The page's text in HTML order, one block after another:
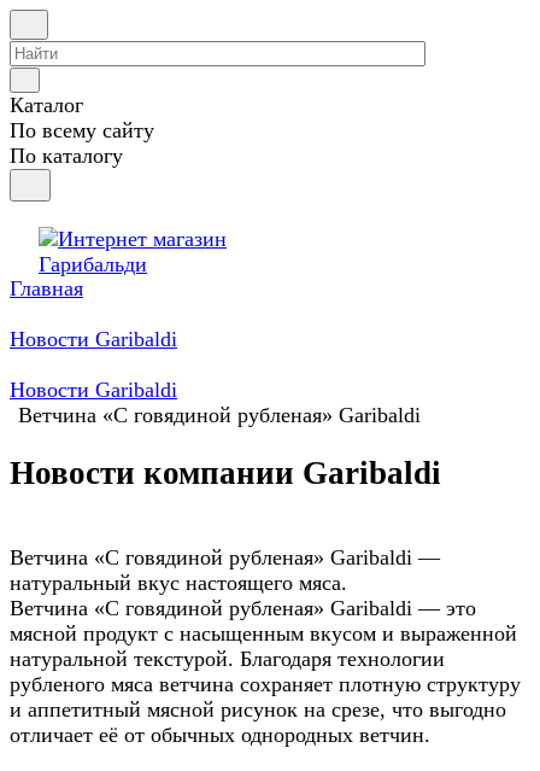
Каталог
По всему сайту
По каталогу
Главная
Новости Garibaldi
Новости Garibaldi
Ветчина «С говядиной рубленая» Garibaldi
Новости компании Garibaldi
Ветчина «С говядиной рубленая» Garibaldi —
натуральный вкус настоящего мяса.
Ветчина «С говядиной рубленая» Garibaldi — это
мясной продукт с насыщенным вкусом и выраженной
натуральной текстурой. Благодаря технологии
рубленого мяса ветчина сохраняет плотную структуру
и аппетитный мясной рисунок на срезе, что выгодно
отличает её от обычных однородных ветчин.